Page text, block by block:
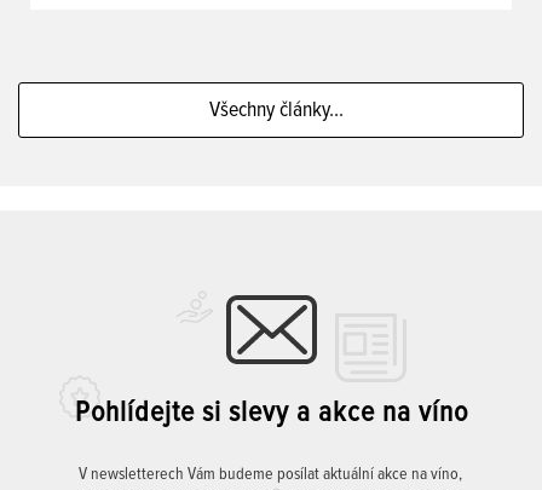
Všechny články...
Pohlídejte si slevy a akce na víno
V newsletterech Vám budeme posílat aktuální akce na víno,